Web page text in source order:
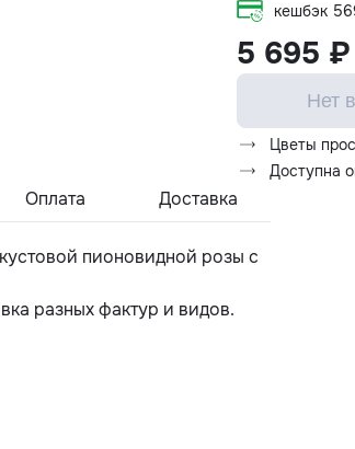
кешбэк
5 695 ₽
Нет
Цветы
Доступна
Оплата Доставка
пионовидной розы с
разных фактур и видов.